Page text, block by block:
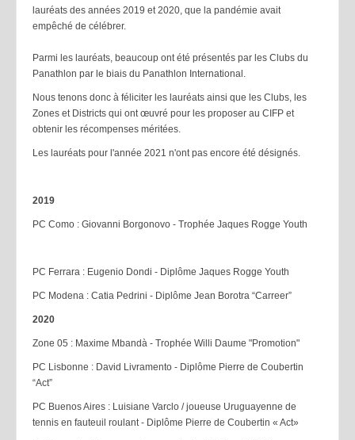
lauréats des années 2019 et 2020, que la pandémie avait
empêché de célébrer.
Parmi les lauréats, beaucoup ont été présentés par les Clubs du
Panathlon par le biais du Panathlon International.
Nous tenons donc à féliciter les lauréats ainsi que les Clubs, les
Zones et Districts qui ont œuvré pour les proposer au CIFP et
obtenir les récompenses méritées.
Les lauréats pour l'année 2021 n'ont pas encore été désignés.
2019
PC Como : Giovanni Borgonovo - Trophée Jaques Rogge Youth
PC Ferrara : Eugenio Dondi - Diplôme Jaques Rogge Youth
PC Modena : Catia Pedrini - Diplôme Jean Borotra “Carreer”
2020
Zone 05 : Maxime Mbandà - Trophée Willi Daume "Promotion"
PC Lisbonne : David Livramento - Diplôme Pierre de Coubertin
“Act”
PC Buenos Aires : Luisiane Varclo / joueuse Uruguayenne de
tennis en fauteuil roulant - Diplôme Pierre de Coubertin « Act»